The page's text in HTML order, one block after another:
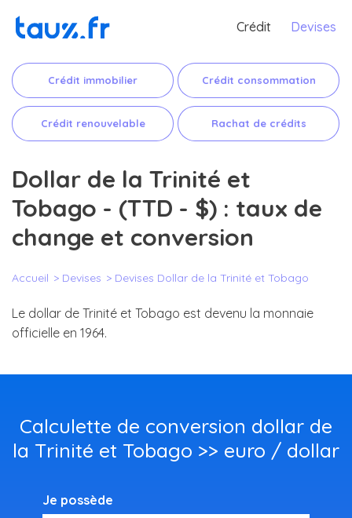
Crédit Devises
Crédit immobilier Crédit consommation
Crédit renouvelable Rachat de crédits
Dollar de la Trinité et
Tobago - (TTD - $) : taux de
change et conversion
Accueil Devises Devises Dollar de la Trinité et Tobago
Le dollar de Trinité et Tobago est devenu la monnaie
officielle en 1964.
Calculette de conversion dollar de
la Trinité et Tobago >> euro / dollar
Je possède